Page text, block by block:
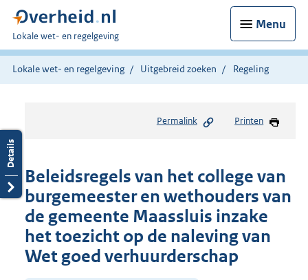
Menu
U
bent
hier:
Lokale wet- en regelgeving
Lokale wet- en regelgeving Uitgebreid zoeken Regeling
Permalink Printen
Beleidsregels van het college van
burgemeester en wethouders van
de gemeente Maassluis inzake
het toezicht op de naleving van
Wet goed verhuurderschap